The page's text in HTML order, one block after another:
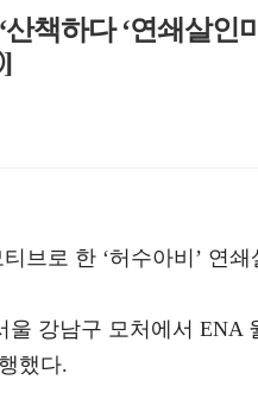
산책하다 ‘연쇄살인
브로 한 ‘허수아비’ 연
울 강남구 모처에서 ENA
했다.